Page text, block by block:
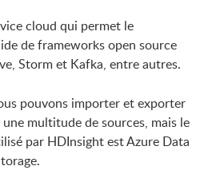
cloud qui permet le
de frameworks open source
Storm et Kafka, entre autres.
pouvons importer et exporter
multitude de sources, mais le
par HDInsight est Azure Data